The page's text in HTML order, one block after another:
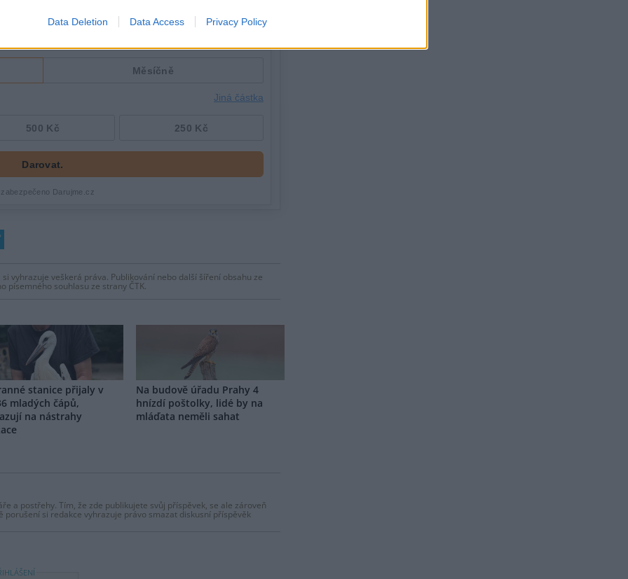
Data Deletion Data Access Privacy Policy
vyhrazuje veškerá práva. Publikování nebo další šíření obsahu ze
písemného souhlasu ze strany ČTK.
stanice přijaly v
mladých čápů,
na nástrahy
Na budově úřadu Prahy 4
hnízdí poštolky, lidé by na
mláďata neměli sahat
a postřehy. Tím, že zde publikujete svůj příspěvek, se ale zároveň
porušení si redakce vyhrazuje právo smazat diskusní příspěvěk